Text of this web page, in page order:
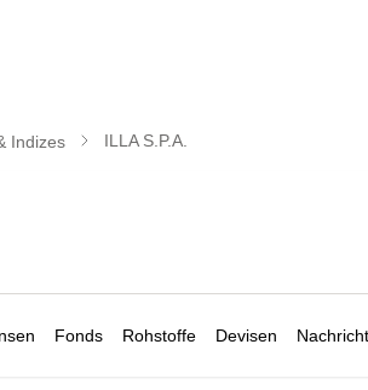
Indizes ILLA S.P.A.
Fonds Rohstoffe Devisen